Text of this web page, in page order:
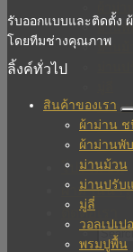
ม่านพับ
ม่านม้
วอลเป
เฟอร์
บิวท์อิน
โปรโมชั่น
ผ้าม่านน่ารู้
ติดต่อเรา
รับออกแบบและติดตั้ง
โดยทีมช่างคุณภาพ
ลิ้งค์ทั่วไป
สินค้าของเรา
ผ้าม่าน
ผ้าม่านพับ
ม่านม้วน
ม่านปรับ
มู่ลี่
วอลเปเป
พรมปูพื้น